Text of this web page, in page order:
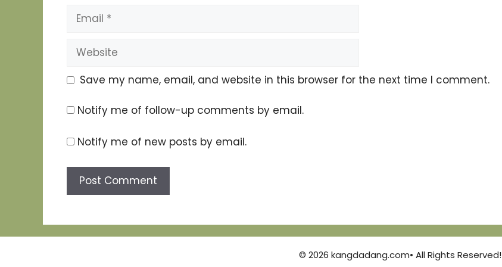
Email
Website
Save my name, email, and website in this browser for the next time I comment.
Notify me of follow-up comments by email.
Notify me of new posts by email.
© 2026 kangdadang.com• All Rights Reserved!